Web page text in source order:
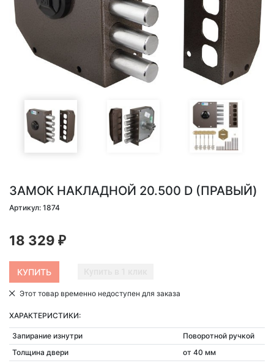
ЗАМОК НАКЛАДНОЙ 20.500 D (ПРАВЫЙ)
Артикул: 1874
18 329 ₽
Этот товар временно недоступен для заказа
ХАРАКТЕРИСТИКИ:
Запирание изнутри
Поворотной ручкой
Толщина двери
от 40 мм